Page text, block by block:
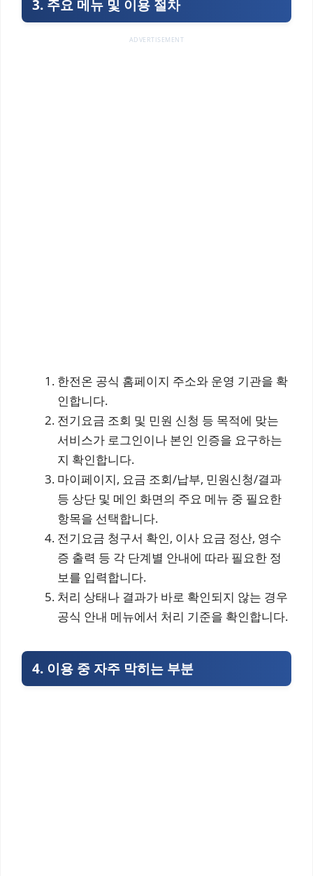
3. 주요 메뉴 및 이용 절차
ADVERTISEMENT
한전온 공식 홈페이지 주소와 운영 기관을 확
인합니다.
전기요금 조회 및 민원 신청 등 목적에 맞는
서비스가 로그인이나 본인 인증을 요구하는
지 확인합니다.
마이페이지, 요금 조회/납부, 민원신청/결과
등 상단 및 메인 화면의 주요 메뉴 중 필요한
항목을 선택합니다.
전기요금 청구서 확인, 이사 요금 정산, 영수
증 출력 등 각 단계별 안내에 따라 필요한 정
보를 입력합니다.
처리 상태나 결과가 바로 확인되지 않는 경우
공식 안내 메뉴에서 처리 기준을 확인합니다.
4. 이용 중 자주 막히는 부분